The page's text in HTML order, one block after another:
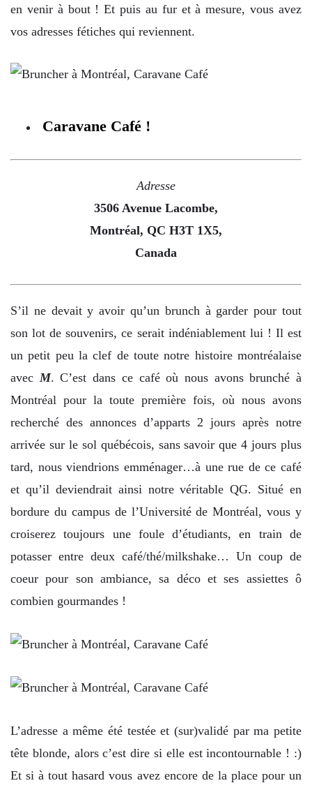
en venir à bout ! Et puis au fur et à mesure, vous avez
vos adresses fétiches qui reviennent.
Caravane Café !
Adresse
3506 Avenue Lacombe,
Montréal, QC H3T 1X5,
Canada
S’il ne devait y avoir qu’un brunch à garder pour tout
son lot de souvenirs, ce serait indéniablement lui ! Il est
un petit peu la clef de toute notre histoire montréalaise
avecM. C’est dans ce café où nous avons brunché à
Montréal pour la toute première fois, où nous avons
recherché des annonces d’apparts 2 jours après notre
arrivée sur le sol québécois, sans savoir que 4 jours plus
tard, nous viendrions emménager…à une rue de ce café
et qu’il deviendrait ainsi notre véritable QG. Situé en
bordure du campus de l’Université de Montréal, vous y
croiserez toujours une foule d’étudiants, en train de
potasser entre deux café/thé/milkshake… Un coup de
coeur pour son ambiance, sa déco et ses assiettes ô
combien gourmandes !
L’adresse a même été testée et (sur)validé par ma petite
tête blonde, alors c’est dire si elle est incontournable ! :)
Et si à tout hasard vous avez encore de la place pour un